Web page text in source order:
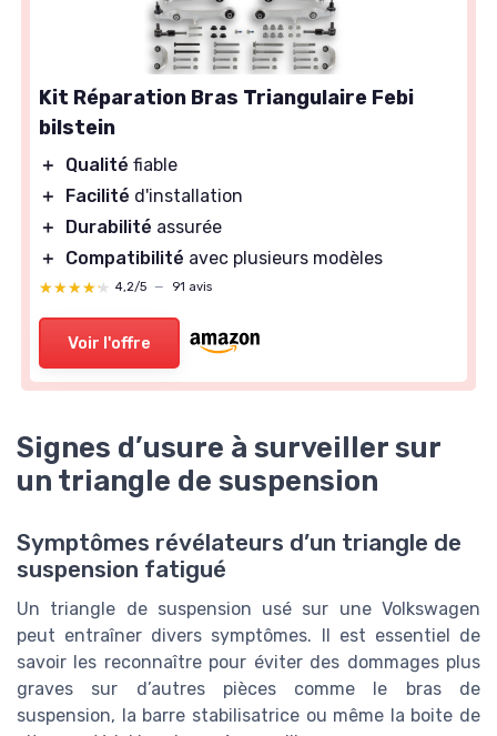
Kit Réparation Bras Triangulaire Febi
bilstein
＋ Qualité fiable
＋
Facilité d'installation
＋
Durabilité assurée
＋
Compatibilité avec plusieurs modèles
★★★★★
★★★★★ 4,2/5 — 91 avis
Voir l'offre
Signes d’usure à surveiller sur
un triangle de suspension
Symptômes révélateurs d’un triangle de
suspension fatigué
Un triangle de suspension usé sur une Volkswagen
peut entraîner divers symptômes. Il est essentiel de
savoir les reconnaître pour éviter des dommages plus
graves sur d’autres pièces comme le bras de
suspension, la barre stabilisatrice ou même la boite de